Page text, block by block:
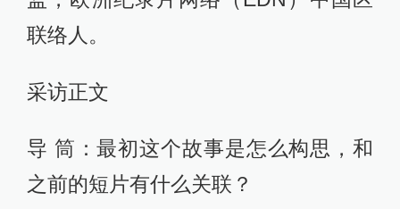
会去拍一个片子的时候，反而不会想
演，变得很不好意思，因为不知道什
么叫职业演员，就来问我，你在北京
的，他们一下子就感觉我是跟范冰冰
坐在一起吃饭的人，觉得我突然不一